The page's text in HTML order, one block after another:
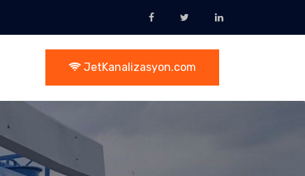
JetKanalizasyon.com